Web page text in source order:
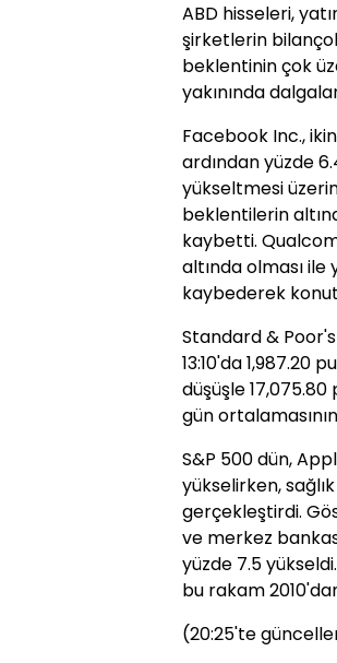
ABD hisseleri,
şirketlerin
beklentinin çok
yakınında
Facebook Inc.,
ardından yüzde
yükseltmesi
beklentilerin
kaybetti.
altında olması ile
kaybederek
Standard &
13:10'da 1,987.20
düşüşle
gün
S&P 500 dün,
yükselirken,
gerçekleştirdi.
ve merkez
yüzde 7.5
bu rakam
(20:25'te